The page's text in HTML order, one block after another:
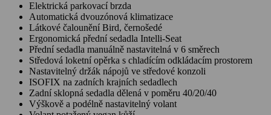
Elektrická parkovací brzda
Automatická dvouzónová klimatizace
Látkové čalounění Bird, černošedé
Ergonomická přední sedadla Intelli-Seat
Přední sedadla manuálně nastavitelná v 6 směrech
Středová loketní opěrka s chladícím odkládacím prostorem
Nastavitelný držák nápojů ve středové konzoli
ISOFIX na zadních krajních sedadlech
Zadní sklopná sedadla dělená v poměru 40/20/40
Výškově a podélně nastavitelný volant